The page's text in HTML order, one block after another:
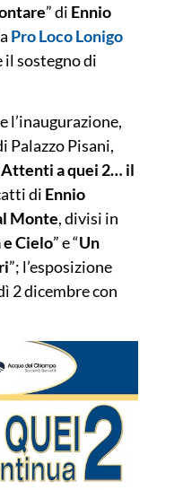
” di Ennio
Pro Loco Lonigo
il sostegno di
l’inaugurazione,
Palazzo Pisani,
Attenti a quei 2… il
di Ennio
Monte, divisi in
Cielo” e “Un
”; l’esposizione
2 dicembre con